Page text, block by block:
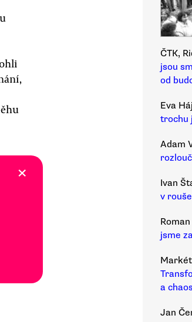
×
ČTK,
jsou
od
Eva
trochu
Adam
Ivan
v
jsme
a
Jan